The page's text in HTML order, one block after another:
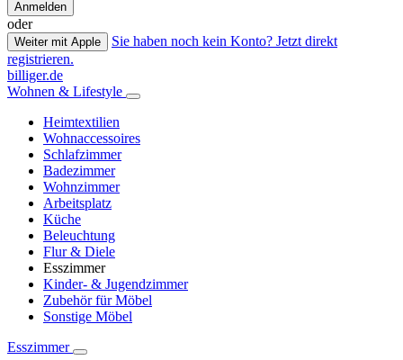
Anmelden
oder
Weiter mit Apple
Sie haben noch kein Konto? Jetzt direkt
registrieren.
billiger.de
Wohnen & Lifestyle
Heimtextilien
Wohnaccessoires
Schlafzimmer
Badezimmer
Wohnzimmer
Arbeitsplatz
Küche
Beleuchtung
Flur & Diele
Esszimmer
Kinder- & Jugendzimmer
Zubehör für Möbel
Sonstige Möbel
Esszimmer